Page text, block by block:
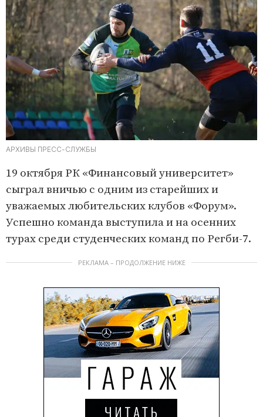
АРХИВЫ ПРЕСС-СЛУЖБЫ
19 октября РК «Финансовый университет»
сыграл вничью с одним из старейших и
уважаемых любительских клубов «Форум».
Успешно команда выступила и на осенних
турах среди студенческих команд по Регби-7.
РЕКЛАМА – ПРОДОЛЖЕНИЕ НИЖЕ